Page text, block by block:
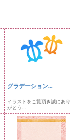
グラデーション...
イラストをご覧頂き誠にあり
がとう...